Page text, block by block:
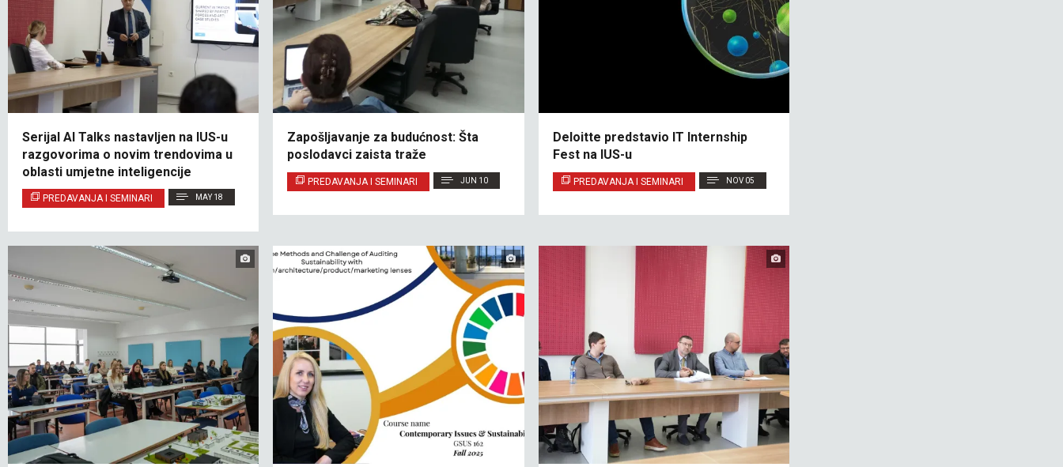
Serijal AI Talks nastavljen na IUS-u
razgovorima o novim trendovima u
oblasti umjetne inteligencije
PREDAVANJA I SEMINARI MAY 18
Zapošljavanje za budućnost: Šta
poslodavci zaista traže
PREDAVANJA I SEMINARI JUN 10
Deloitte predstavio IT Internship
Fest na IUS-u
PREDAVANJA I SEMINARI NOV 05